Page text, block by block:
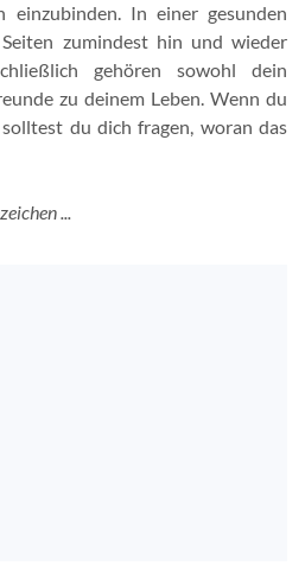
einzubinden. In einer gesunden
zumindest hin und wieder
gehören sowohl dein
zu deinem Leben. Wenn du
du dich fragen, woran das
...